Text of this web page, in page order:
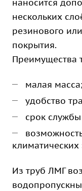
наносится
нескольких
резинового
покрытия.
Преимущества
малая масса;
удобство
срок
климатических
Из труб ЛМГ